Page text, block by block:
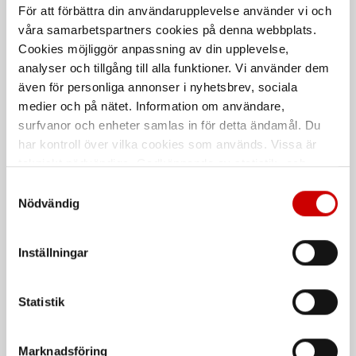
För att förbättra din användarupplevelse använder vi och
våra samarbetspartners cookies på denna webbplats.
Cookies möjliggör anpassning av din upplevelse,
analyser och tillgång till alla funktioner. Vi använder dem
även för personliga annonser i nyhetsbrev, sociala
medier och på nätet. Information om användare,
surfvanor och enheter samlas in för detta ändamål. Du
har kontroll över vilka cookies som används. Vissa är
tekniskt nödvändiga. Godkännande av statistik- och
länder utanför EU med olika dataskyddsnormer. Genom
att godkänna samtycker du till sådana överföringar. Läs
Nödvändig
Inställningar
Statistik
Marknadsföring
Rekommenderat baserat på vald produkt
Olika storlekar. Komplett kit hona
Enkelledare RKUB
ISO 6722, class A.